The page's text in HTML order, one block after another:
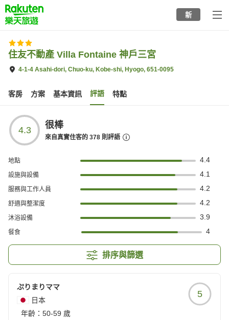
to
top
page
新
住友不動產 Villa Fontaine 神戶三宮
4-1-4 Asahi-dori, Chuo-ku, Kobe-shi, Hyogo, 651-0095
客房 方案 基本資訊 評語 特點
4.3 很棒
來自真實住客的 378 則評語
地點 4.4
設施與設備 4.1
服務與工作人員 4.2
舒適與整潔度 4.2
沐浴設備 3.9
餐食 4
排序與篩選
ぷりまりママ
日本
年齡： 50-59 歲
5